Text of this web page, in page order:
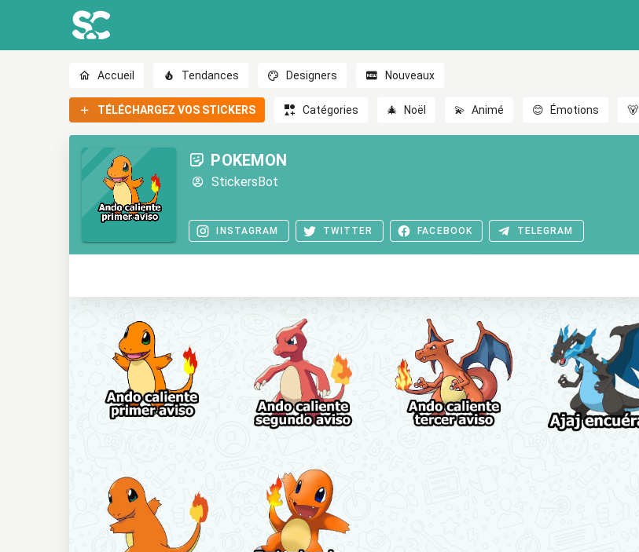
Accueil Tendances Designers Nouveaux
TÉLÉCHARGEZ VOS STICKERS Catégories 🎄 Noël 💫 Animé 😊 Émotions 🐻
POKEMON
StickersBot
INSTAGRAM TWITTER FACEBOOK TELEGRAM